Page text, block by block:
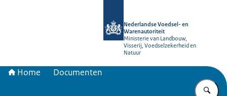
Nederlandse Voedsel- en
Warenautoriteit
Ministerie van Landbouw,
Visserij, Voedselzekerheid en
Natuur
Home Documenten